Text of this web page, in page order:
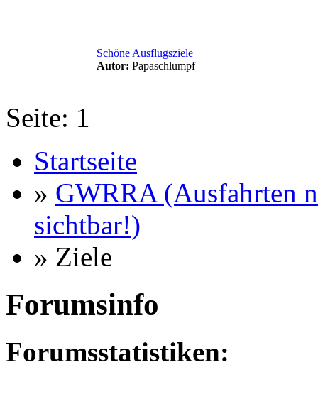
Schöne Ausflugsziele
Autor: Papaschlumpf
Seite: 1
Startseite
» GWRRA (Ausfahrten
sichtbar!)
» Ziele
Forumsinfo
Forumsstatistiken: